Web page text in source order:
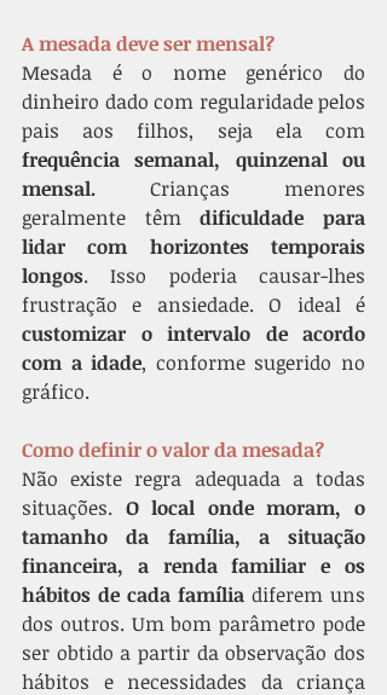
A mesada deve ser mensal?
Mesada é o nome genérico do
dinheiro dado com regularidade pelos
frequência semanal, quinzenal ou
mensal. Crianças menores
geralmente têm dificuldade para
lidar com horizontes temporais
longos. Isso poderia causar-lhes
customizar o intervalo de acordo
com a idade, conforme sugerido no
gráfico.
Como definir o valor da mesada?
Não existe regra adequada a todas
situações. O local onde moram, o
tamanho da família, a situação
financeira, a renda familiar e os
hábitos de cada família diferem uns
dos outros. Um bom parâmetro pode
ser obtido a partir da observação dos